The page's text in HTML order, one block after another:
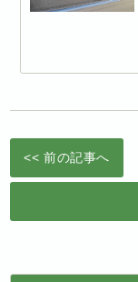
<< 前の記事へ